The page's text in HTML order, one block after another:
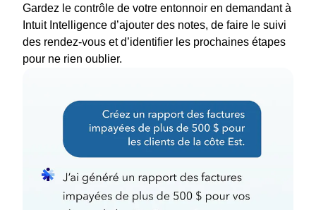
Gardez le contrôle de votre entonnoir en demandant à
Intuit Intelligence d’ajouter des notes, de faire le suivi
des rendez-vous et d’identifier les prochaines étapes
pour ne rien oublier.